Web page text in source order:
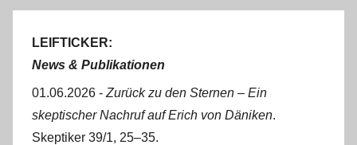
LEIFTICKER:
News & Publikationen
01.06.2026 - Zurück zu den Sternen ‒ Ein
skeptischer Nachruf auf Erich von Däniken.
Skeptiker 39/1, 25‒35.